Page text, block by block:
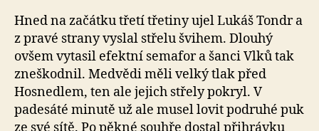
Hned na začátku třetí třetiny ujel Lukáš Tondr a
z pravé strany vyslal střelu švihem. Dlouhý
ovšem vytasil efektní semafor a šanci Vlků tak
zneškodnil. Medvědi měli velký tlak před
Hosnedlem, ten ale jejich střely pokryl. V
padesáté minutě už ale musel lovit podruhé puk
ze své sítě. Po pěkné souhře dostal přihrávku